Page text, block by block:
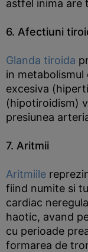
astfel inima are
6. Afectiuni
Glanda tiroida
in
excesiva
(hipotiroidism)
presiunea
7. Aritmii
Aritmiile
fiind numite si
cardiac
haotic, avand
cu perioade
formarea de